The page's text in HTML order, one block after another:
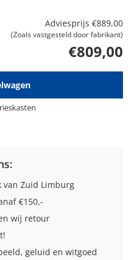
Adviesprijs €889,00
(Zoals vastgesteld door fabrikant)
€809,00
van Zuid Limburg
€150,-
wij retour
geluid en witgoed